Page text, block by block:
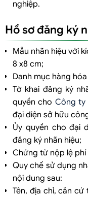
nghiệp.
Hồ sơ đăng ký
Mẫu nhãn hiệu với
8 x8 cm;
Danh mục hàng
Tờ khai đăng ký
quyền cho Công ty
đại diện sở hữu
Ủy quyền cho đại
đăng ký nhãn hiệu;
Chứng từ nộp lệ phí
Quy chế sử dụng
nội dung sau:
Tên, địa chỉ, căn